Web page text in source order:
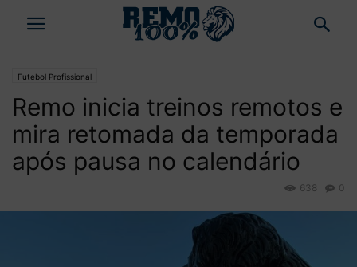
Futebol Profissional
Remo inicia treinos remotos e
mira retomada da temporada
após pausa no calendário
0
638